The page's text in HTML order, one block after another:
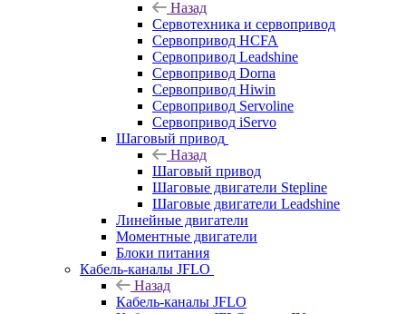
Назад
Сервотехника и сервопривод
Сервопривод HCFA
Сервопривод Leadshine
Сервопривод Dorna
Сервопривод Hiwin
Сервопривод Servoline
Сервопривод iServo
Шаговый привод
Назад
Шаговый привод
Шаговые двигатели Stepline
Шаговые двигатели Leadshine
Линейные двигатели
Моментные двигатели
Блоки питания
Кабель-каналы JFLO
Назад
Кабель-каналы JFLO